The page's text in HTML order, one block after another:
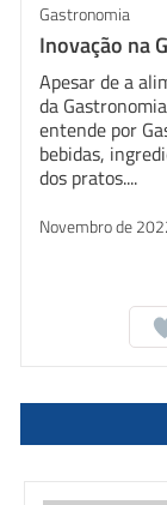
Gastronomia
Inovação na
Apesar de a
da
entende por
bebidas,
dos pratos....
Novembro de